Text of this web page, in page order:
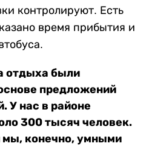
контролируют. Есть
время прибытия и
отдыха были
предложений
У нас в районе
300 тысяч человек.
мы, конечно, умными